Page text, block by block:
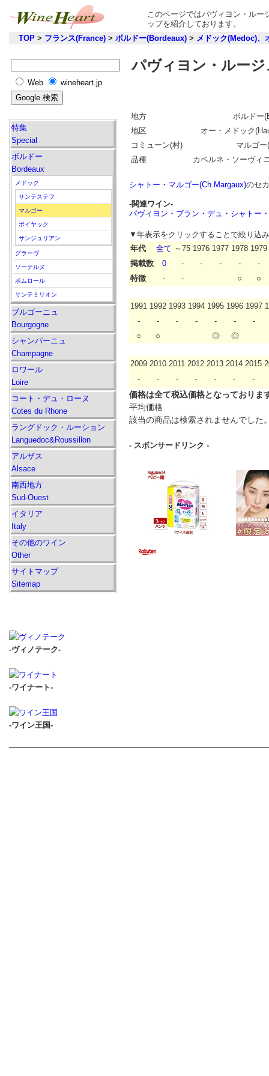
このページではパヴィヨン・ルー
ップを紹介しております。
TOP > フランス(France) > ボルドー(Bordeaux) > メドック(Medoc)、
パヴィヨン・ルー
地方
ボルドー
地区
オー・メドック
コミューン(村)
マルゴ
品種
カベルネ・ソーヴィ
シャトー・マルゴー(Ch.Margaux)のセ
-関連ワイン-
パヴィヨン・ブラン・デュ・シャトー
▼年表示をクリックすることで絞り込
年代
全て ～75 1976 1977 1978 1979
掲載数
0 - - - -
-
特徴
- - ○ ○
1991 1992 1993 1994 1995 1996 1997
-
- - - - -
-
○
○ ◎ ◎
2009 2010 2011 2012 2013 2014 2015
-
- - - - - -
価格は全て税込価格となっておりま
平均価格
該当の商品は検索されませんでした
- スポンサードリンク -
Web wineheart.jp
特集
Special
ボルドー
Bordeaux
メドック
サンテステフ
マルゴー
ポイヤック
サンジュリアン
グラーヴ
ソーテルヌ
ポムロール
サンテミリオン
ブルゴーニュ
Bourgogne
シャンパーニュ
Champagne
ロワール
Loire
コート・デュ・ローヌ
Cotes du Rhone
ラングドック・ルーション
Languedoc&Roussillon
アルザス
Alsace
南西地方
Sud-Ouest
イタリア
Italy
その他のワイン
Other
サイトマップ
Sitemap
-ヴィノテーク-
-ワイナート-
-ワイン王国-